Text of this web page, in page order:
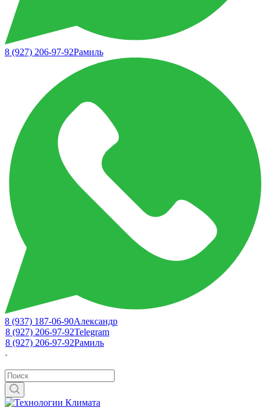
8 (927) 206-97-92Рамиль
8 (937) 187-06-90Александр
8 (927) 206-97-92Telegram
8 (927) 206-97-92Рамиль